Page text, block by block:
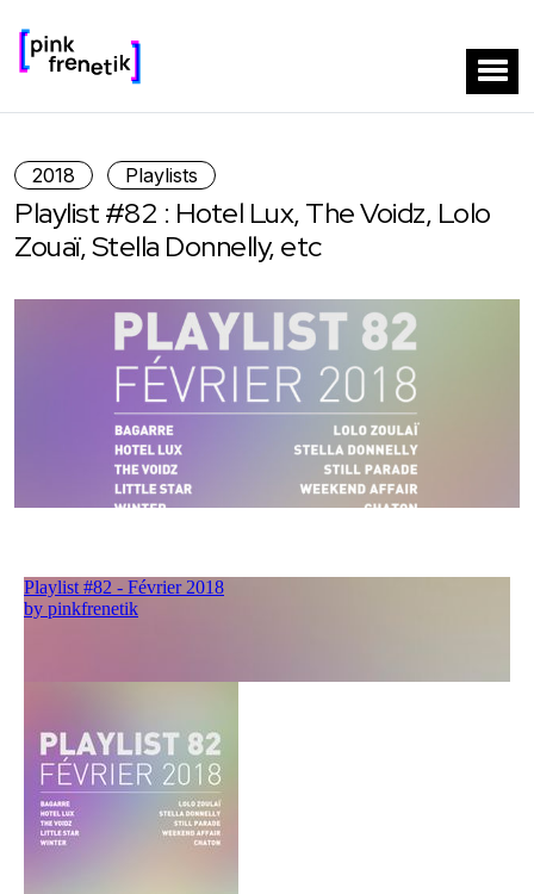
2018 Playlists
Playlist #82 : Hotel Lux, The Voidz, Lolo
Zouaï, Stella Donnelly, etc